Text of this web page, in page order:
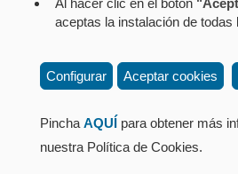
Aviso legal Política de privacidad
Contacto: Paseo de Sarasate nº
Pamplona (Navarra) Tel.: 848 42
corporacion@cpen.es
Al hacer clic en el botón
aceptas la instalación de todas
Configurar Aceptar cookies
Pincha AQUÍ para obtener más
nuestra Política de Cookies.